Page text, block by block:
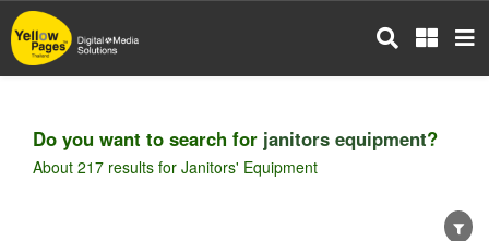
Skip
to
main
Do you want to search for janitors equipment?
About 217 results for Janitors' Equipment